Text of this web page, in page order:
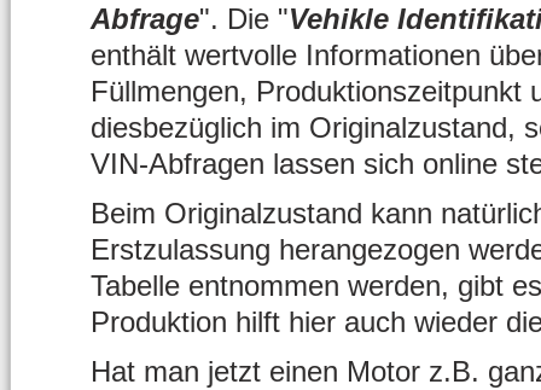
Abfrage". Die "Vehikle
enthält wertvolle Informationen
Füllmengen, Produktionszeitpunkt
diesbezüglich im Originalzustand,
VIN-Abfragen lassen sich online
Beim Originalzustand kann
Erstzulassung herangezogen
Tabelle entnommen werden, gibt
Produktion hilft hier auch wieder
Hat man jetzt einen Motor z.B.